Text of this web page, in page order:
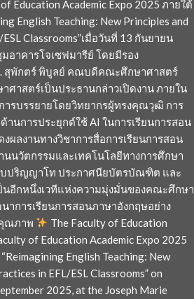
Education Academic Expo 2025 ภายใต้
English Teaching: New Principles and
Classrooms”เมื่อวันที่ 13 กันยายน
อาคารโจเซฟมารีย์ โดยมีรอง
. สุพักตร์ พิบูลย์ คณบดีคณะศึกษาศาสตร์
าสตร์เป็นประธานกล่าวเปิดงาน ภายใน
ารบรรยายโดยวิทยากรผู้ทรงคุณวุฒิ การ
านการประยุกต์ใช้ AI ในการเรียนการสอน
ผลงานทางวิชาการสื่อการเรียนการสอน
นนวัตกรรมและเทคโนโลยีทางการศึกษา
ปริญญาโท ประกาศนียบัตรบัณฑิต และ
อีกหนึ่งเวทีแห่งความมุ่งมั่นของคณะศึกษา
าการเรียนการสอนภาษาอังกฤษอย่าง
ณภาพ
The Faculty of Education
of Education Academic Expo 2025
English Teaching: New
in EFL/ESL Classrooms” on
2025, at the Joseph Marie